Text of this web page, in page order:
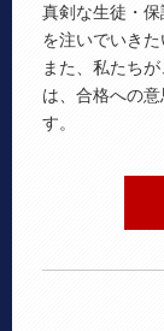
真剣な生徒・
を注いでいきた
また、私たち
は、合格への
す。